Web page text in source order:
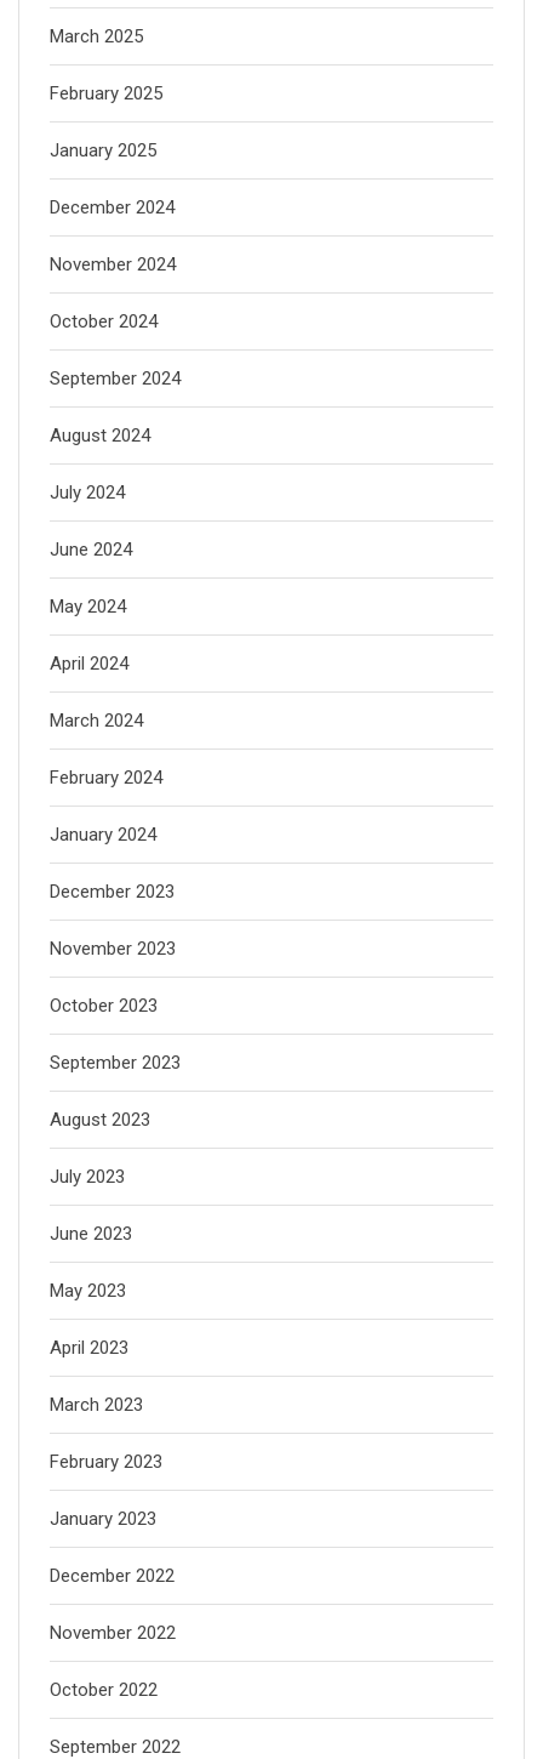
March 2025
February 2025
January 2025
December 2024
November 2024
October 2024
September 2024
August 2024
July 2024
June 2024
May 2024
April 2024
March 2024
February 2024
January 2024
December 2023
November 2023
October 2023
September 2023
August 2023
July 2023
June 2023
May 2023
April 2023
March 2023
February 2023
January 2023
December 2022
November 2022
October 2022
September 2022